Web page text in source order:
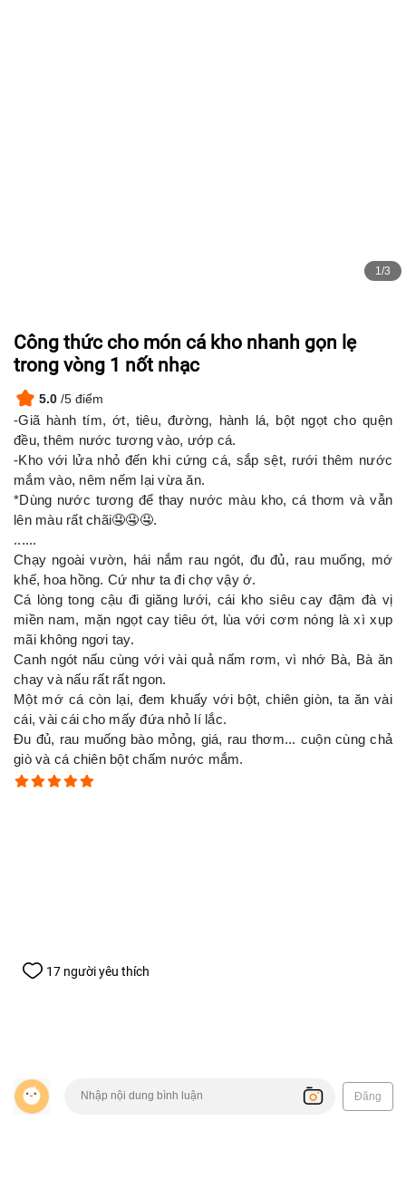
1/3
Công thức cho món cá kho nhanh gọn lẹ
trong vòng 1 nốt nhạc
5.0 /5 điểm
-Giã hành tím, ớt, tiêu, đường, hành lá, bột ngọt cho quện
đều, thêm nước tương vào, ướp cá.
-Kho với lửa nhỏ đến khi cứng cá, sắp sệt, rưới thêm nước
mắm vào, nêm nếm lại vừa ăn.
*Dùng nước tương để thay nước màu kho, cá thơm và vẫn
lên màu rất chãi🤤🤤🤤.
......
Chạy ngoài vườn, hái nắm rau ngót, đu đủ, rau muống, mớ
khế, hoa hồng. Cứ như ta đi chợ vậy ớ.
Cá lòng tong cậu đi giăng lưới, cái kho siêu cay đậm đà vị
miền nam, mặn ngọt cay tiêu ớt, lùa với cơm nóng là xì xụp
mãi không ngơi tay.
Canh ngót nấu cùng với vài quả nấm rơm, vì nhớ Bà, Bà ăn
chay và nấu rất rất ngon.
Một mớ cá còn lại, đem khuấy với bột, chiên giòn, ta ăn vài
cái, vài cái cho mấy đứa nhỏ lí lắc.
Đu đủ, rau muống bào mỏng, giá, rau thơm... cuộn cùng chả
giò và cá chiên bột chấm nước mắm.
17 người yêu thích
Đăng